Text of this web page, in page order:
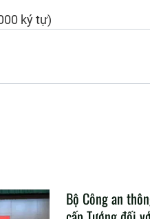
ký tự)
Bộ Công an